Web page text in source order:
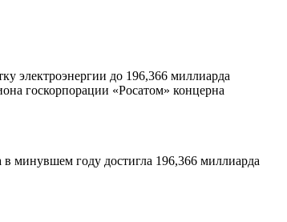
электроэнергии до 196,366 миллиарда
госкорпорации «Росатом» концерна
году достигла 196,366 миллиарда